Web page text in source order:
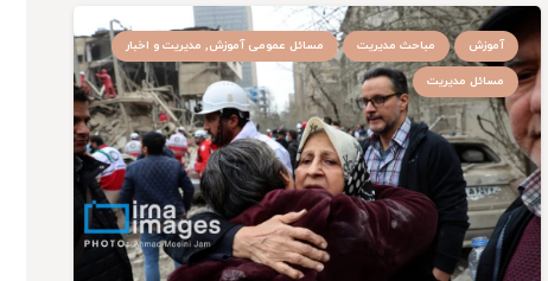
آموزش مباحث مدیریت
مسائل عمومی آموزش, مدیریت و اخبار
مسائل مدیریت